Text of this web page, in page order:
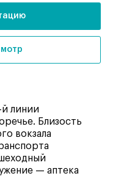
линии
Близость
вокзала
— аптека